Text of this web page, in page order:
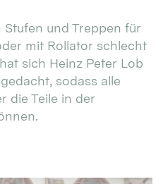
und Treppen für
mit Rollator schlecht
sich Heinz Peter Lob
sodass alle
die Teile in der